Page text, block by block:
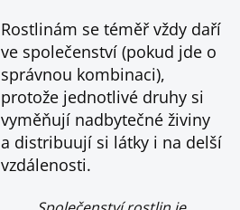
Rostlinám se téměř vždy daří
ve společenství (pokud jde o
správnou kombinaci),
protože jednotlivé druhy si
vyměňují nadbytečné živiny
a distribuují si látky i na delší
vzdálenosti.